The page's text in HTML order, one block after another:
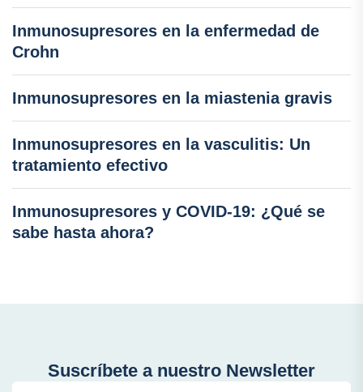
Inmunosupresores en la enfermedad de
Crohn
Inmunosupresores en la miastenia gravis
Inmunosupresores en la vasculitis: Un
tratamiento efectivo
Inmunosupresores y COVID-19: ¿Qué se
sabe hasta ahora?
Suscríbete a nuestro Newsletter